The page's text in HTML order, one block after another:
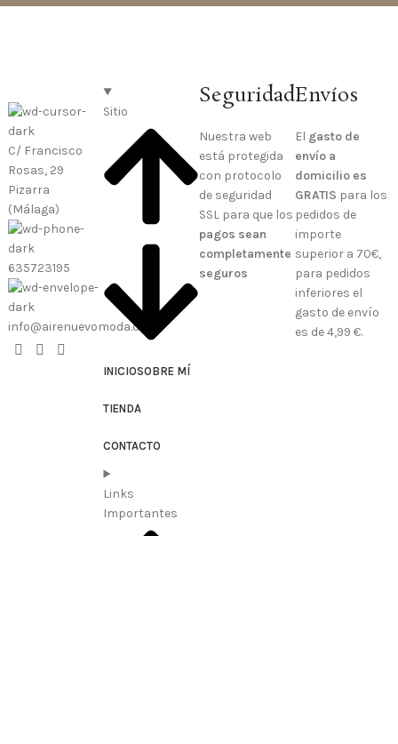
C/ Francisco
Rosas, 29
Pizarra
(Málaga)
635723195
info@airenuevomoda.com
Sitio
INICIOSOBRE MÍ
TIENDA
CONTACTO
Links
Importantes
Seguridad
Nuestra web
está protegida
con protocolo
de seguridad
SSL para que los
pagos sean
completamente
seguros
Envíos
El gasto de
envío a
domicilio es
GRATIS para los
pedidos de
importe
superior a 70€,
para pedidos
inferiores el
gasto de envío
es de 4,99 €.